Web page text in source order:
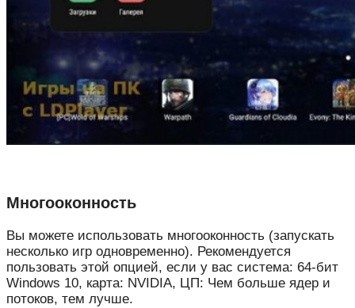
Многооконность
Вы можете использовать многооконность (запускать
несколько игр одновременно). Рекомендуется
пользовать этой опцией, если у вас система: 64-бит
Windows 10, карта: NVIDIA, ЦП: Чем больше ядер и
потоков, тем лучше.